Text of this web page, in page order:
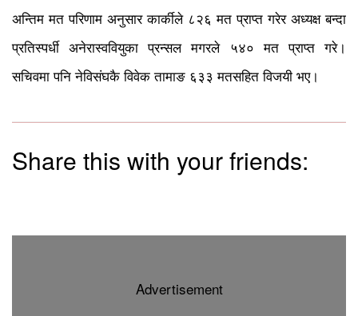
अन्तिम मत परिणाम अनुसार कार्कीले ८२६ मत प्राप्त गरेर अध्यक्ष बन्दा
प्रतिस्पर्धी अनेरास्ववियुका प्रन्सल मगरले ५४० मत प्राप्त गरे।
सचिवमा पनि नेविसंघकै विवेक तामाङ ६३३ मतसहित विजयी भए।
Share this with your friends:
Advertisement